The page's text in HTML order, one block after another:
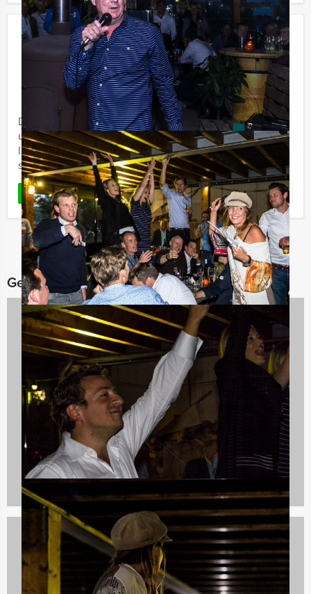
Wie is de Rat Lunch Zwolle
Vanaf€ 52,50 p.p. excl. BTW
Vanaf 12 personen ‐ 4 uur en 30 minuten
De Wie is de Rat Lunch van Holland Tour Guides is een
uitdagend spel door de stad, inclusief een heerlijke
lunch in drie verschillende restaurants. Jullie spelen het
spel ...
LEES MEER Favoriet
Gerelateerde categorieën
Teambuilding
2167 uitjes